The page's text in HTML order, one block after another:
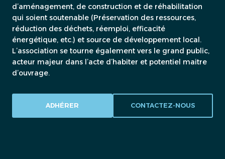
d’aménagement, de construction et de réhabilitation
qui soient soutenable (Préservation des ressources,
réduction des déchets, réemploi, efficacité
énergétique, etc.) et source de développement local.
L’association se tourne également vers le grand public,
acteur majeur dans l’acte d’habiter et potentiel maitre
d’ouvrage.
ADHÉRER CONTACTEZ-NOUS